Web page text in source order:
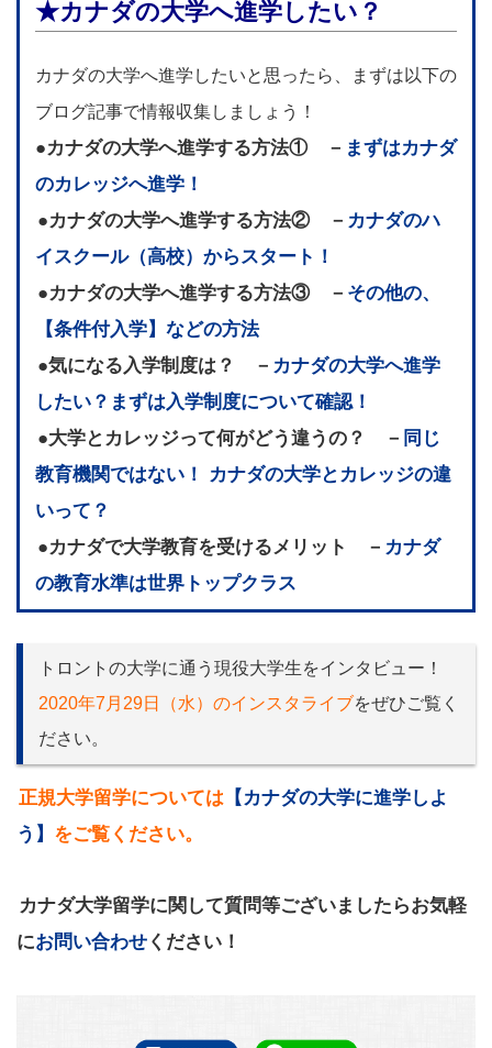
★カナダの大学へ進学したい？
カナダの大学へ進学したいと思ったら、まずは以下の
ブログ記事で情報収集しましょう！
●カナダの大学へ進学する方法① － まずはカナダ
のカレッジへ進学！
●カナダの大学へ進学する方法② － カナダのハ
イスクール（高校）からスタート！
●カナダの大学へ進学する方法③ － その他の、
【条件付入学】などの方法
●気になる入学制度は？ － カナダの大学へ進学
したい？まずは入学制度について確認！
●大学とカレッジって何がどう違うの？ － 同じ
教育機関ではない！ カナダの大学とカレッジの違
いって？
●カナダで大学教育を受けるメリット － カナダ
の教育水準は世界トップクラス
トロントの大学に通う現役大学生をインタビュー！
2020年7月29日（水）のインスタライブをぜひご覧く
ださい。
正規大学留学については 【カナダの大学に進学しよ
う】 をご覧ください。
カナダ大学留学に関して質問等ございましたらお気軽
にお問い合わせ ください！